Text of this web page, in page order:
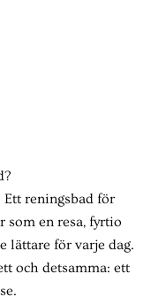
Ett reningsbad för
som en resa, fyrtio
lättare för varje dag.
och detsamma: ett